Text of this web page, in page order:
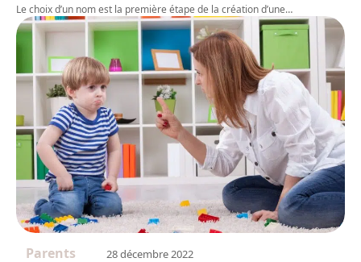
Le choix d’un nom est la première étape de la création d’une…
Parents 28 décembre 2022